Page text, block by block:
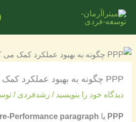
محتوا
PPP چگونه به بهبود عملکرد کمک می کند؟
دیدگاه‌ خود را بنویسید / رشدفردی /
PPP یا Performance paragraph